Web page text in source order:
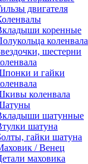
двигателя
коренные
коленвала
шестерни
и гайки
коленвала
шатунные
шатуна
гайки шатуна
/ Венец
маховика